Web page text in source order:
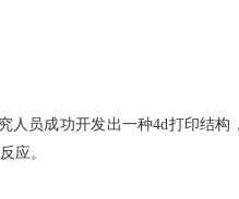
员成功开发出一种4d打印结构
应。